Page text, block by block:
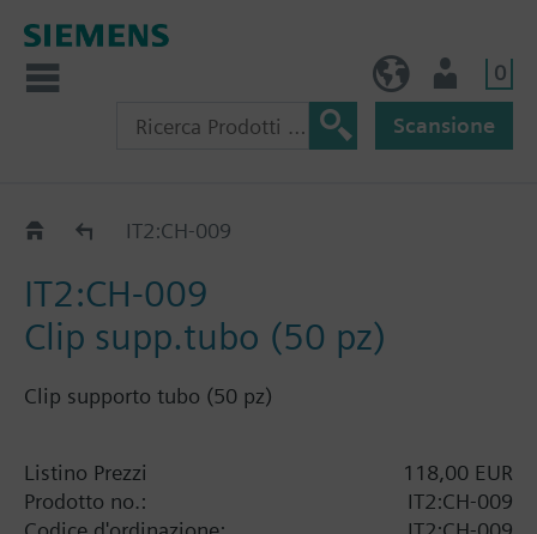
0
Scansione
TubazioniIT2:CH-009
IT2:CH-009
Clip supp.tubo (50 pz)
Clip supporto tubo (50 pz)
Listino Prezzi
118,00 EUR
Prodotto no.:
IT2:CH-009